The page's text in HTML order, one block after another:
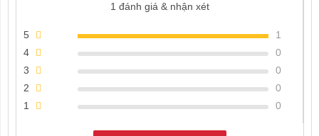
1 đánh giá & nhận xét
5
1
4
0
3
0
2
0
1
0